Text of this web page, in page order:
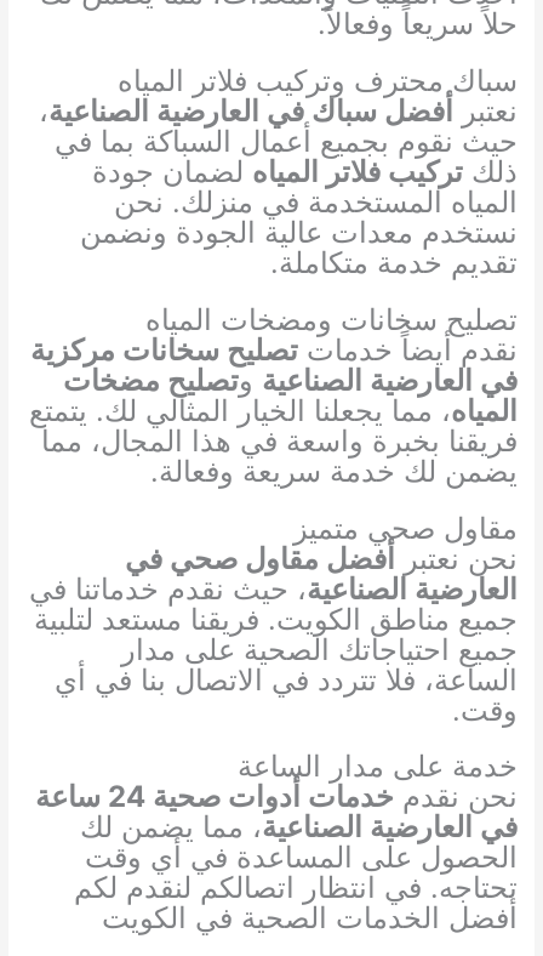
حلاً سريعاً وفعالاً.
سباك محترف وتركيب فلاتر المياه
نعتبر
أفضل سباك في العارضية الصناعية،
حيث نقوم بجميع أعمال السباكة بما في
ذلكتركيب فلاتر المياه لضمان جودة
المياه المستخدمة في منزلك. نحن
نستخدم معدات عالية الجودة ونضمن
تقديم خدمة متكاملة.
تصليح سخانات ومضخات المياه
نقدم أيضاً خدماتتصليح سخانات مركزية
في العارضية الصناعية وتصليح مضخات
المياه، مما يجعلنا الخيار المثالي لك. يتمتع
فريقنا بخبرة واسعة في هذا المجال، مما
يضمن لك خدمة سريعة وفعالة.
مقاول صحي متميز
نحن نعتبر أفضل مقاول صحي في
العارضية الصناعية، حيث نقدم خدماتنا في
جميع مناطق الكويت. فريقنا مستعد لتلبية
جميع احتياجاتك الصحية على مدار
الساعة، فلا تتردد في الاتصال بنا في أي
وقت.
خدمة على مدار الساعة
نحن نقدم
خدمات أدوات صحية 24 ساعة
في العارضية الصناعية، مما يضمن لك
الحصول على المساعدة في أي وقت
تحتاجه. في انتظار اتصالكم لنقدم لكم
أفضل الخدمات الصحية في الكويت